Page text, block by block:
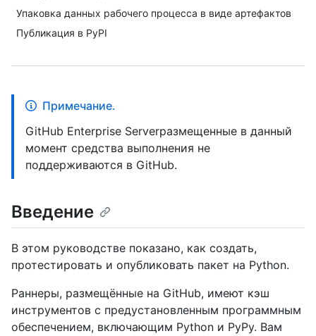
Упаковка данных рабочего процесса в виде артефактов
Публикация в PyPI
Примечание.
GitHub Enterprise Serverразмещенные в данный
момент средства выполнения не
поддерживаются в GitHub.
Введение
В этом руководстве показано, как создать,
протестировать и опубликовать пакет на Python.
Раннеры, размещённые на GitHub, имеют кэш
инструментов с предустановленным программным
обеспечением, включающим Python и PyPy. Вам